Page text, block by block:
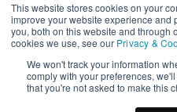
This website stores cookies on your
improve your website experience and
you, both on this website and through
cookies we use, see our Privacy &
We won't track your information
comply with your preferences,
that you're not asked to make this